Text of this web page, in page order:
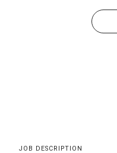
JOB DESCRIPTION